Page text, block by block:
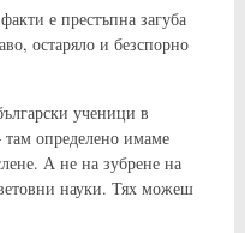
е престъпна загуба
остаряло и безспорно
ученици в
определено имаме
А не на зубрене на
науки. Тях можеш